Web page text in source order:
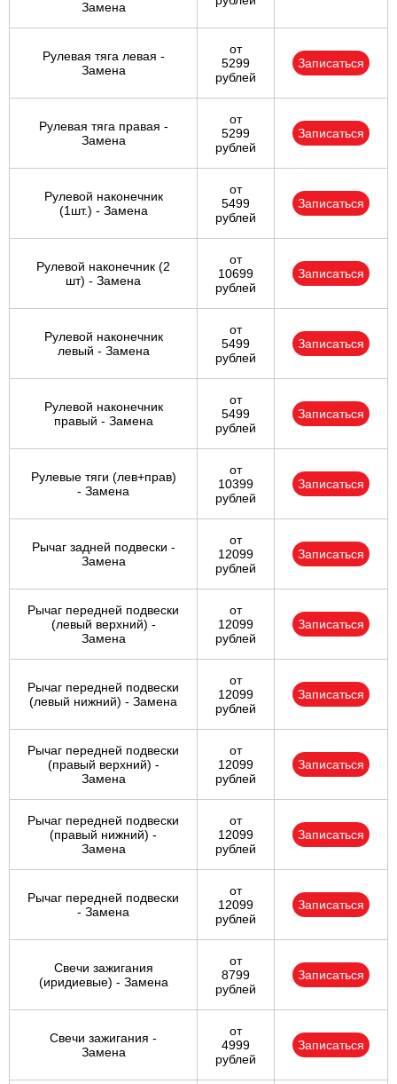
Замена
Рулевая тяга левая -
Замена
от
5299
рублей
Записаться
Рулевая тяга правая -
Замена
от
5299
рублей
Записаться
Рулевой наконечник
(1шт.) - Замена
от
5499
рублей
Записаться
Рулевой наконечник (2
шт) - Замена
от
10699
рублей
Записаться
Рулевой наконечник
левый - Замена
от
5499
рублей
Записаться
Рулевой наконечник
правый - Замена
от
5499
рублей
Записаться
Рулевые тяги (лев+прав)
- Замена
от
10399
рублей
Записаться
Рычаг задней подвески -
Замена
от
12099
рублей
Записаться
Рычаг передней подвески
(левый верхний) -
Замена
от
12099
рублей
Записаться
Рычаг передней подвески
(левый нижний) - Замена
от
12099
рублей
Записаться
Рычаг передней подвески
(правый верхний) -
Замена
от
12099
рублей
Записаться
Рычаг передней подвески
(правый нижний) -
Замена
от
12099
рублей
Записаться
Рычаг передней подвески
- Замена
от
12099
рублей
Записаться
Свечи зажигания
(иридиевые) - Замена
от
8799
рублей
Записаться
Свечи зажигания -
Замена
от
4999
рублей
Записаться